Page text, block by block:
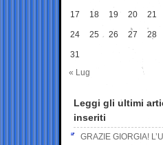
17 18 19 20 21
24 25 26 27 28
31
« Lug
Leggi gli ultimi
inseriti
GRAZIE GIORGIA!